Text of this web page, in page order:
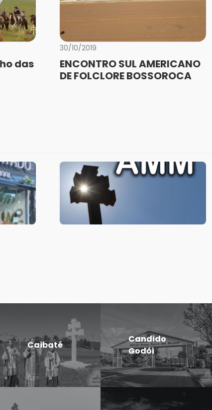
das
30/10/2019
ENCONTRO SUL AMERICANO
DE FOLCLORE BOSSOROCA
Caibaté
Candido
Godói